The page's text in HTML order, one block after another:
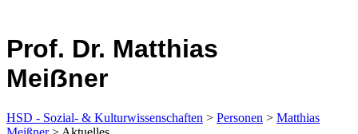
Prof. Dr. Matthias
Meiẞner
HSD - Sozial- & Kulturwissenschaften > Personen > Matthias